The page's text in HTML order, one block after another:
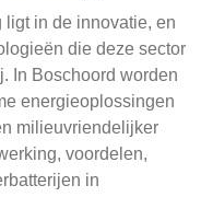
in de innovatie, en
die deze sector
In Boschoord worden
energieoplossingen
milieuvriendelijker
voordelen,
in